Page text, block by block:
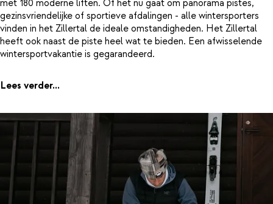
met 180 moderne liften. Of het nu gaat om panorama pistes,
gezinsvriendelijke of sportieve afdalingen - alle wintersporters
vinden in het Zillertal de ideale omstandigheden. Het Zillertal
heeft ook naast de piste heel wat te bieden. Een afwisselende
wintersportvakantie is gegarandeerd.
Lees verder...